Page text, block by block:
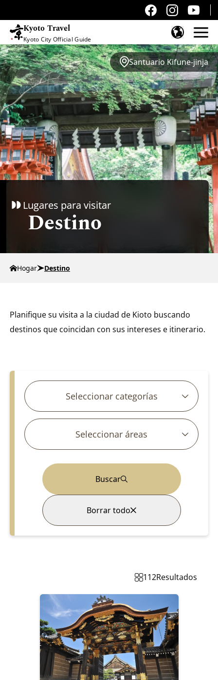
Kyoto Travel
Kyoto City Official Guide
Saltar al contenido
Lugares para visitar
Destino
Santuario Kifune-jinja
Hogar Destino
Planifique su visita a la ciudad de Kioto buscando
destinos que coincidan con sus intereses e itinerario.
Buscar artículosSeleccionar categorías
Seleccionar áreas
Buscar
Borrar todo
112Resultados